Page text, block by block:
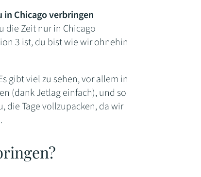
in Chicago verbringen
die Zeit nur in Chicago
3 ist, du bist wie wir ohnehin
gibt viel zu sehen, vor allem in
(dank Jetlag einfach), und so
die Tage vollzupacken, da wir